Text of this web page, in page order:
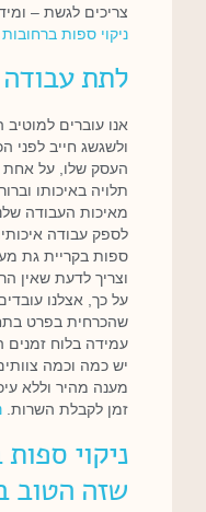
צריכים לגשת – ומיד
ניקוי ספות ברחובות
לתת עבודה
אנו עוברים
ולשגשג חייב לפני
העסק שלו, על אחת
תלויה באיכותו
מאיכות העבודה
לספק עבודה
ספות בקריית גת
וצריך לדעת שאין
על כך, אצלנו
שהכרחית בפרט
עמידה בלוח
יש כמה וכמה
מענה מהיר וללא
זמן לקבלת השרות.
ניקוי
שזה הטוב